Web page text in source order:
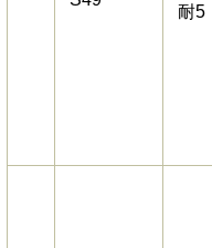
耐5